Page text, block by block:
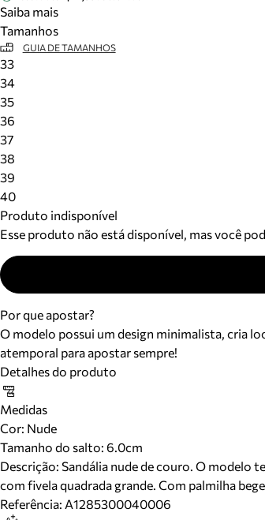
Saiba mais
Tamanhos
GUIA DE TAMANHOS
33
34
35
36
37
38
39
40
Produto indisponível
Esse produto não está disponível, mas você
Por que apostar?
O modelo possui um design minimalista, cria
atemporal para apostar sempre!
Detalhes do produto
Medidas
Cor: Nude
Tamanho do salto: 6.0cm
Descrição: Sandália nude de couro. O modelo
com fivela quadrada grande. Com palmilha
Referência: A1285300040006